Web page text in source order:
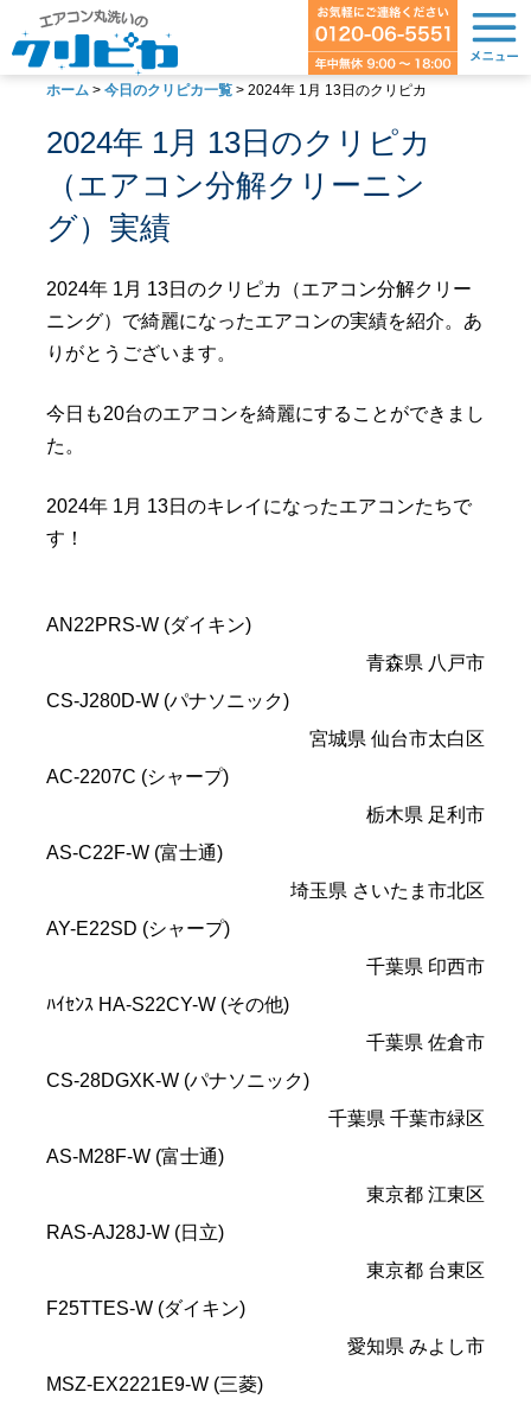
ホーム > 今日のクリピカ一覧 > 2024年 1月 13日のクリピカ
2024年 1月 13日のクリピカ
（エアコン分解クリーニン
グ）実績
2024年 1月 13日のクリピカ（エアコン分解クリー
ニング）で綺麗になったエアコンの実績を紹介。あ
りがとうございます。
今日も20台のエアコンを綺麗にすることができまし
た。
2024年 1月 13日のキレイになったエアコンたちで
す！
AN22PRS-W (ダイキン)
青森県 八戸市
CS-J280D-W (パナソニック)
宮城県 仙台市太白区
AC-2207C (シャープ)
栃木県 足利市
AS-C22F-W (富士通)
埼玉県 さいたま市北区
AY-E22SD (シャープ)
千葉県 印西市
ﾊｲｾﾝｽ HA-S22CY-W (その他)
千葉県 佐倉市
CS-28DGXK-W (パナソニック)
千葉県 千葉市緑区
AS-M28F-W (富士通)
東京都 江東区
RAS-AJ28J-W (日立)
東京都 台東区
F25TTES-W (ダイキン)
愛知県 みよし市
MSZ-EX2221E9-W (三菱)